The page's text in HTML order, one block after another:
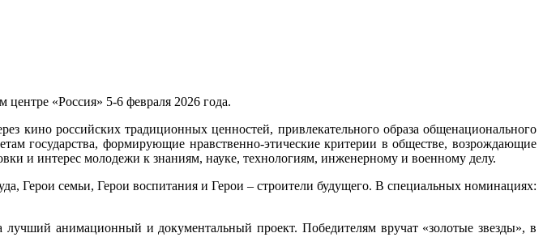
«Россия» 5-6 февраля 2026 года.
кино российских традиционных ценностей, привлекательного образа общенационального
государства, формирующие нравственно-этические критерии в обществе, возрождающие
и интерес молодежи к знаниям, науке, технологиям, инженерному и военному делу.
Герои семьи, Герои воспитания и Герои – строители будущего. В специальных номинациях:
анимационный и документальный проект. Победителям вручат «золотые звезды», в